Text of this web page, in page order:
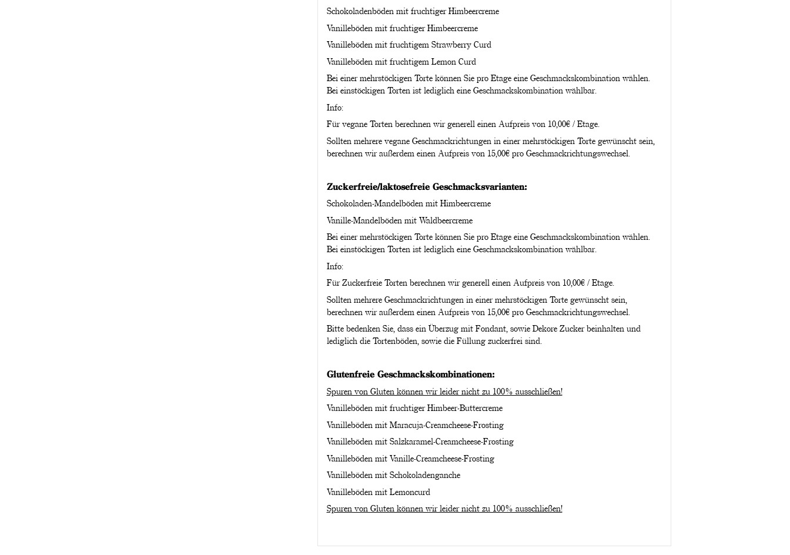
Schokoladenböden mit fruchtiger Himbeercreme
Vanilleböden mit fruchtiger Himbeercreme
Vanilleböden mit fruchtigem Strawberry Curd
Vanilleböden mit fruchtigem Lemon Curd
Bei einer mehrstöckigen Torte können Sie pro Etage eine Geschmackskombination wählen.
Bei einstöckigen Torten ist lediglich eine Geschmackskombination wählbar.
Info:
Für vegane Torten berechnen wir generell einen Aufpreis von 10,00€ / Etage.
Sollten mehrere vegane Geschmackrichtungen in einer mehrstöckigen Torte gewünscht sein,
berechnen wir außerdem einen Aufpreis von 15,00€ pro Geschmackrichtungswechsel.
Zuckerfreie/laktosefreie Geschmacksvarianten:
Schokoladen-Mandelböden mit Himbeercreme
Vanille-Mandelböden mit Waldbeercreme
Bei einer mehrstöckigen Torte können Sie pro Etage eine Geschmackskombination wählen.
Bei einstöckigen Torten ist lediglich eine Geschmackskombination wählbar.
Info:
Für Zuckerfreie Torten berechnen wir generell einen Aufpreis von 10,00€ / Etage.
Sollten mehrere Geschmackrichtungen in einer mehrstöckigen Torte gewünscht sein,
berechnen wir außerdem einen Aufpreis von 15,00€ pro Geschmackrichtungswechsel.
Bitte bedenken Sie, dass ein Überzug mit Fondant, sowie Dekore Zucker beinhalten und
lediglich die Tortenböden, sowie die Füllung zuckerfrei sind.
Glutenfreie Geschmackskombinationen:
Spuren von Gluten können wir leider nicht zu 100% ausschließen!
Vanilleböden mit fruchtiger Himbeer-Buttercreme
Vanilleböden mit Maracuja-Creamcheese-Frosting
Vanilleböden mit Salzkaramel-Creamcheese-Frosting
Vanilleböden mit Vanille-Creamcheese-Frosting
Vanilleböden mit Schokoladenganche
Vanilleböden mit Lemoncurd
Spuren von Gluten können wir leider nicht zu 100% ausschließen!